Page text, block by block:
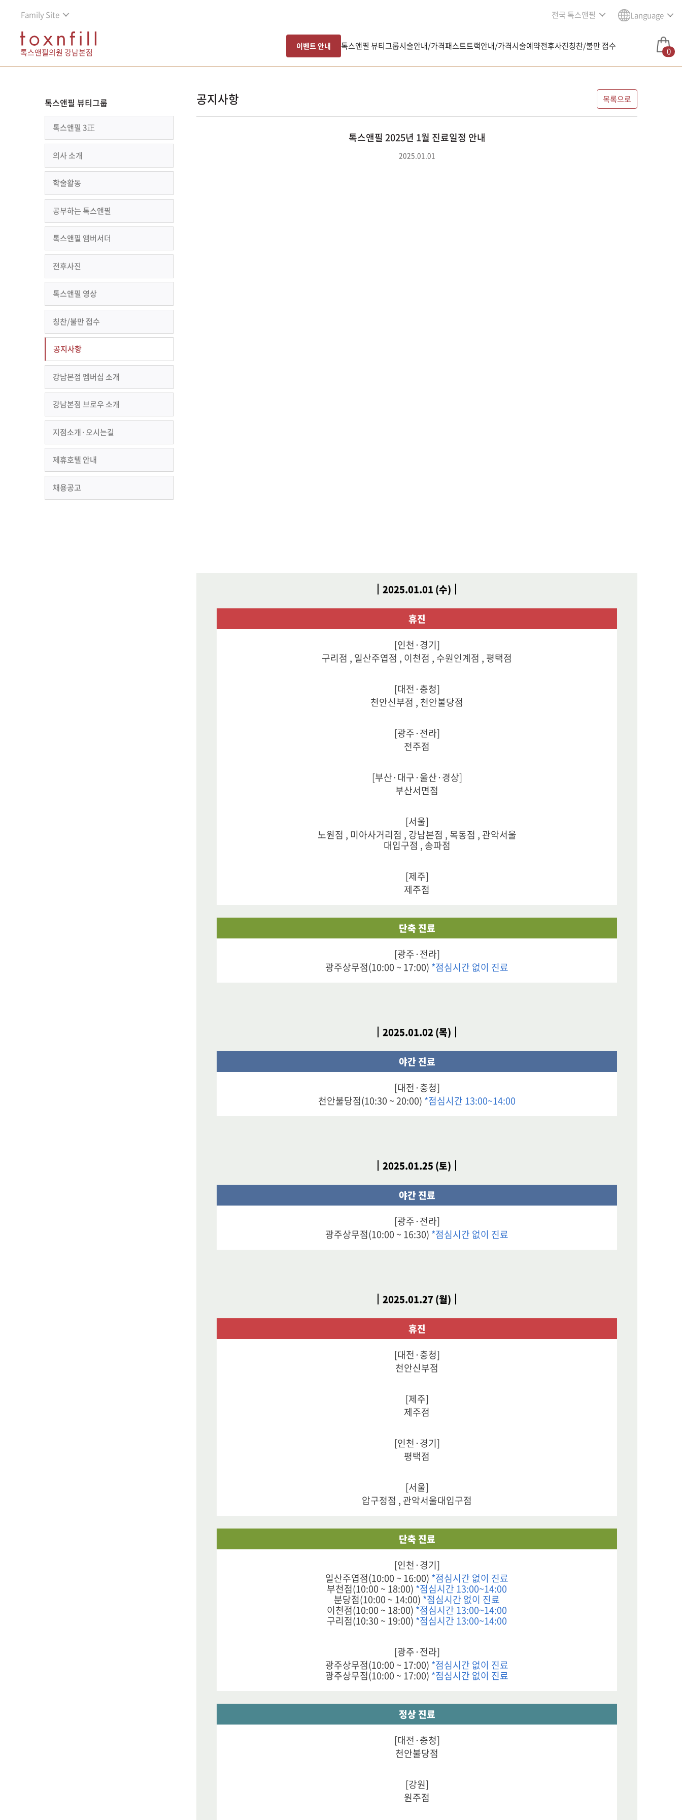
Family Site 전국 톡스앤필 Language
톡스앤필의원 강남본점
이벤트 안내 톡스앤필 뷰티그룹시술안내/가격패스트트랙안내/가격시술예약전후사진칭찬/불만 접수 0
톡스앤필 뷰티그룹
톡스앤필 3正
의사 소개
학술활동
공부하는 톡스앤필
톡스앤필 앰버서더
전후사진
톡스앤필 영상
칭찬/불만 접수
공지사항
강남본점 멤버십 소개
강남본점 브로우 소개
지점소개·오시는길
제휴호텔 안내
채용공고
공지사항 목록으로
톡스앤필 2025년 1월 진료일정 안내
2025.01.01
2025.01.01 (수)
휴진
[인천·경기]
구리점 , 일산주엽점 , 이천점 , 수원인계점 , 평택점
[대전·충청]
천안신부점 , 천안불당점
[광주·전라]
전주점
[부산·대구·울산·경상]
부산서면점
[서울]
노원점 , 미아사거리점 , 강남본점 , 목동점 , 관악서울
대입구점 , 송파점
[제주]
제주점
단축 진료
[광주·전라]
광주상무점(10:00 ~ 17:00) *점심시간 없이 진료
2025.01.02 (목)
야간 진료
[대전·충청]
천안불당점(10:30 ~ 20:00) *점심시간 13:00~14:00
2025.01.25 (토)
야간 진료
[광주·전라]
광주상무점(10:00 ~ 16:30) *점심시간 없이 진료
2025.01.27 (월)
휴진
[대전·충청]
천안신부점
[제주]
제주점
[인천·경기]
평택점
[서울]
압구정점 , 관악서울대입구점
단축 진료
[인천·경기]
일산주엽점(10:00 ~ 16:00) *점심시간 없이 진료
부천점(10:00 ~ 18:00) *점심시간 13:00~14:00
분당점(10:00 ~ 14:00) *점심시간 없이 진료
이천점(10:00 ~ 18:00) *점심시간 13:00~14:00
구리점(10:30 ~ 19:00) *점심시간 13:00~14:00
[광주·전라]
광주상무점(10:00 ~ 17:00) *점심시간 없이 진료
광주상무점(10:00 ~ 17:00) *점심시간 없이 진료
정상 진료
[대전·충청]
천안불당점
[강원]
원주점